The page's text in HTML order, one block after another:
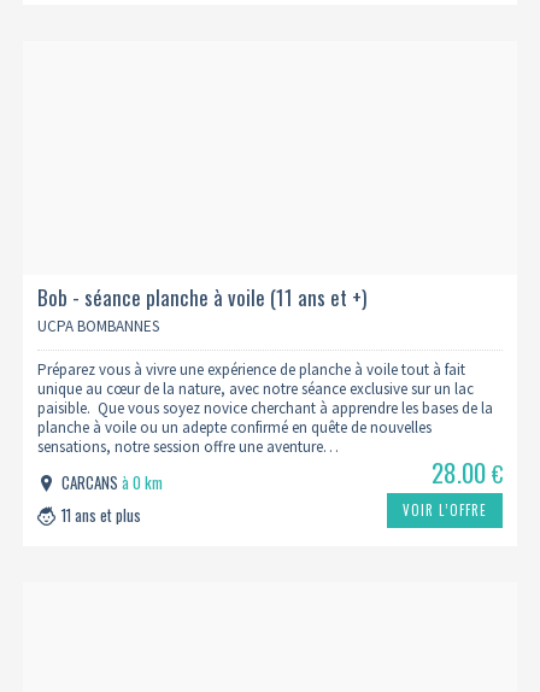
Bob - séance planche à voile (11 ans et +)
UCPA BOMBANNES
Préparez vous à vivre une expérience de planche à voile tout à fait
unique au cœur de la nature, avec notre séance exclusive sur un lac
paisible. Que vous soyez novice cherchant à apprendre les bases de la
planche à voile ou un adepte confirmé en quête de nouvelles
sensations, notre session offre une aventure…
CARCANSà 0 km
11 ans et plus
28.00€
VOIR L’OFFRE